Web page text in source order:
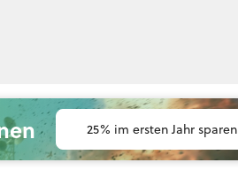
25% im ersten Jahr sparen